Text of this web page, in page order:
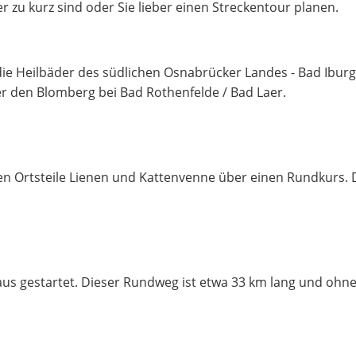
kurz sind oder Sie lieber einen Streckentour planen.
Heilbäder des südlichen Osnabrücker Landes - Bad
Blomberg bei Bad Rothenfelde / Bad Laer.
Ortsteile Lienen und Kattenvenne über einen Rundkurs.
gestartet. Dieser Rundweg ist etwa 33 km lang und